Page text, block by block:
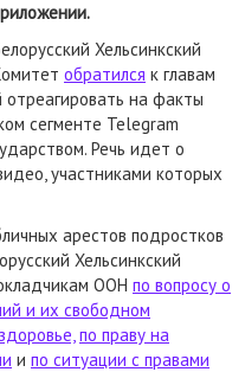
Хельсинкский
обратился к главам
отреагировать на факты
сегменте Telegram
Речь идет о
участниками которых
арестов подростков
Хельсинкский
ООН по вопросу о
и их свободном
по праву на
и по ситуации с правами